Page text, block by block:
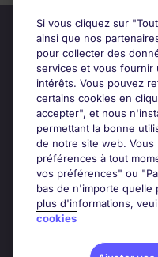
Candidats
Entreprises
Contact
Si vous cliquez sur
ainsi que nos
pour collecter des
services et vous fournir
intérêts. Vous pouvez
certains cookies en
accepter", et nous
permettant la bonne
de notre site web.
préférences à tout
vos préférences" ou
bas de n'importe quelle
plus d'informations,
cookies